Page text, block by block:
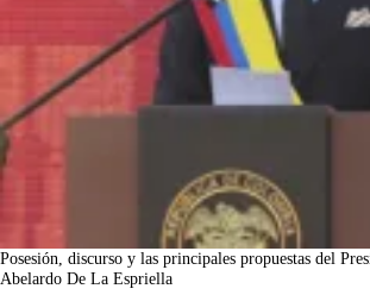
Posesión, discurso y las principales propuestas del
Abelardo De La Espriella